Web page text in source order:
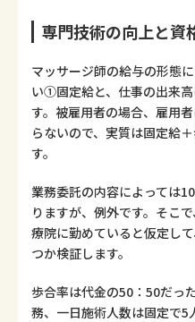
専門技術の向上と資
マッサージ師の給与の形態
い①固定給と、仕事の出来
す。被雇用者の場合、雇用
らないので、実質は固定給
す。
業務委託の内容によっては
りますが、例外です。そこ
療院に勤めていると仮定し
つか検証します。
歩合率は代金の50：50だっ
務、一日施術人数は固定で5